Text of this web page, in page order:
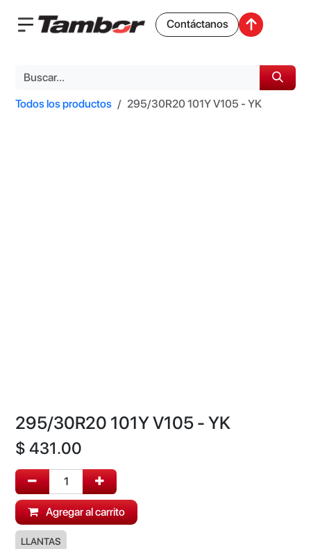
Contáctanos
Todos los productos 295/30R20 101Y V105 - YK
295/30R20 101Y V105 - YK
$431.00
Agregar al carrito
LLANTAS